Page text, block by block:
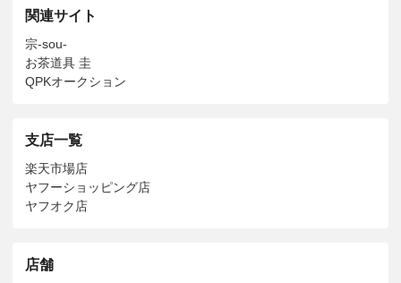
関連サイト
宗-sou-
お茶道具 圭
QPKオークション
支店一覧
楽天市場店
ヤフーショッピング店
ヤフオク店
店舗